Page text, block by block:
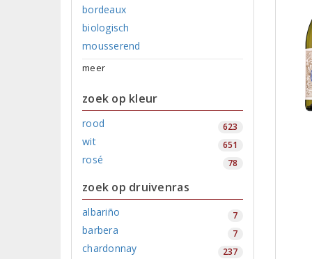
bordeaux
biologisch
mousserend
meer
zoek op kleur
rood 623
wit 651
rosé 78
zoek op druivenras
albariño 7
barbera 7
chardonnay 237